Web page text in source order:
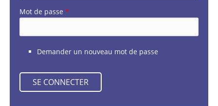
Mot de passe *
Demander un nouveau mot de passe